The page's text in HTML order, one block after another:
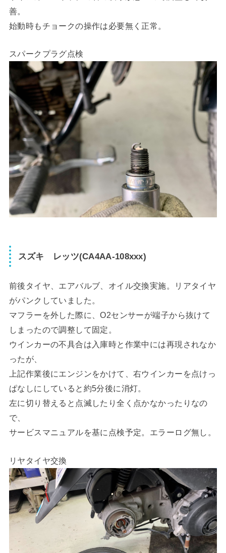
善。
始動時もチョークの操作は必要無く正常。
スパークプラグ点検
スズキ レッツ(CA4AA-108xxx)
前後タイヤ、エアバルブ、オイル交換実施。リアタイヤ
がパンクしていました。
マフラーを外した際に、O2センサーが端子から抜けて
しまったので調整して固定。
ウインカーの不具合は入庫時と作業中には再現されなか
ったが、
上記作業後にエンジンをかけて、右ウインカーを点けっ
ぱなしにしていると約5分後に消灯。
左に切り替えると点滅したり全く点かなかったりなの
で、
サービスマニュアルを基に点検予定。エラーログ無し。
リヤタイヤ交換